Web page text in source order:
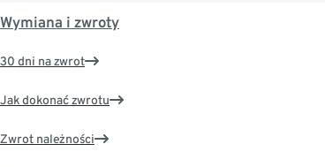
Wymiana i zwroty
30 dni na zwrot
Jak dokonać zwrotu
Zwrot należności